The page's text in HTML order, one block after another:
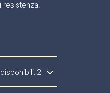
resistenza.
2